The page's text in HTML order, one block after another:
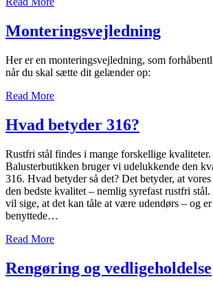
Monteringsvejledning
Her er en monteringsvejledning, som
når du skal sætte dit gelænder op:
Read More
Hvad betyder 316?
Rustfri stål findes i mange forskellige
Balusterbutikken bruger vi udelukkende den
316. Hvad betyder så det? Det betyder, at
den bedste kvalitet – nemlig syrefast rustfri
vil sige, at det kan tåle at være udendørs – og er
benyttede…
Read More
Rengøring og vedligeholdelse